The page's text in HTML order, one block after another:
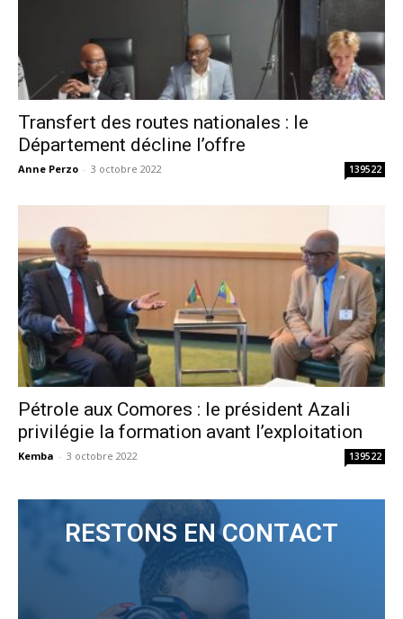
Transfert des routes nationales : le
Département décline l’offre
Anne Perzo - 3 octobre 2022 139522
Pétrole aux Comores : le président Azali
privilégie la formation avant l’exploitation
Kemba - 3 octobre 2022 139522
RESTONS EN CONTACT